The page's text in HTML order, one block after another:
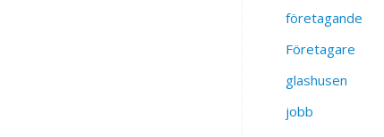
företagande
Företagare
glashusen
jobb